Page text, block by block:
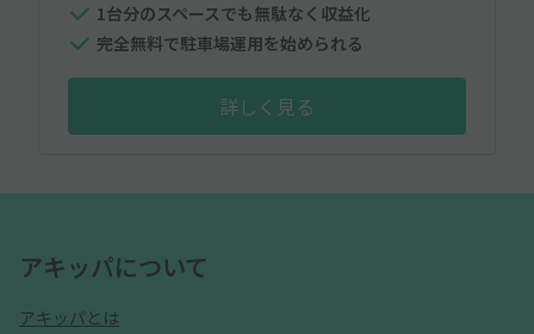
1台分のスペースでも無駄なく収益化
完全無料で駐車場運用を始められる
詳しく見る
アキッパについて
アキッパとは